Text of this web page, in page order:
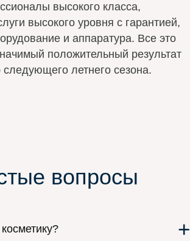
высокого класса,
высокого уровня с гарантией,
и аппаратура. Все это
положительный результат
летнего сезона.
вопросы
+